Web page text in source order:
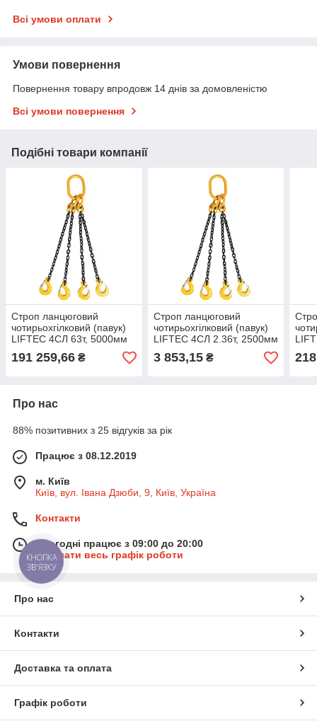
Всі умови оплати
Умови повернення
Повернення товару впродовж 14 днів за домовленістю
Всі умови повернення
Подібні товари компанії
Строп ланцюговий
чотирьохгілковий (павук)
LIFTEC 4СЛ 63т, 5000мм
обмежувачем гілки)
191 259,66 ₴
Строп ланцюговий
чотирьохгілковий (павук)
LIFTEC 4СЛ 2.36т, 2500мм
3 853,15₴
Про нас
88% позитивних з 25 відгуків за рік
Працює з 08.12.2019
м. Київ
Київ, вул. Івана Дзюби, 9, Київ, Україна
Контакти
Сьогодні працює з 09:00 до 20:00
Показати весь графік роботи
Про нас
Контакти
Доставка та оплата
Графік роботи
КНОПКА
ЗВ'ЯЗКУ